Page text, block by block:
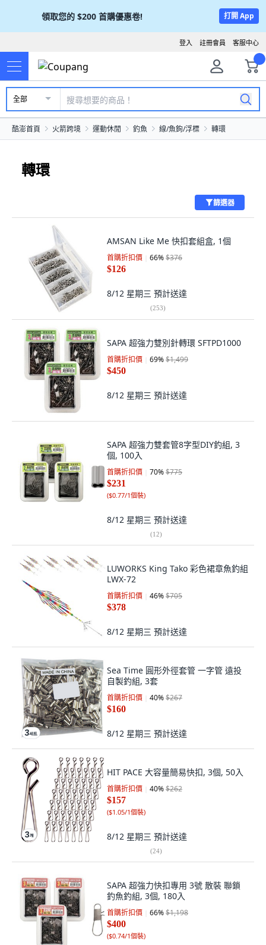
領取您的 $200 首購優惠卷! 打開 App
客服中心
註冊會員
登入
全部
酷澎首頁 火箭跨境 運動休閒 釣魚 線/魚鉤/浮標 轉環
轉環
篩選器
AMSAN Like Me 快扣套組盒, 1個
首購折扣價 66%$376
$126
8/12 星期三 預計送達
(253)
SAPA 超強力雙別針轉環 SFTPD1000
首購折扣價 69%$1,499
$450
8/12 星期三 預計送達
SAPA 超強力雙套管8字型DIY釣組, 3
個, 100入
首購折扣價 70%$775
$231
($0.77/1個裝)
8/12 星期三 預計送達
(12)
LUWORKS King Tako 彩色裙章魚釣組
LWX-72
首購折扣價 46%$705
$378
8/12 星期三 預計送達
Sea Time 圓形外徑套管 一字管 遠投
自製釣組, 3套
首購折扣價 40%$267
$160
8/12 星期三 預計送達
HIT PACE 大容量簡易快扣, 3個, 50入
首購折扣價 40%$262
$157
($1.05/1個裝)
8/12 星期三 預計送達
(24)
SAPA 超強力快扣專用 3號 散裝 聯鎖
釣魚釣組, 3個, 180入
首購折扣價 66%$1,198
$400
($0.74/1個裝)